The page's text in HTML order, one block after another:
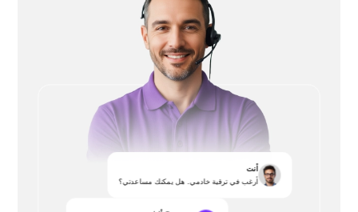
أنت
أرغب في ترقية خادمي. هل يمكنك مساعدتي؟